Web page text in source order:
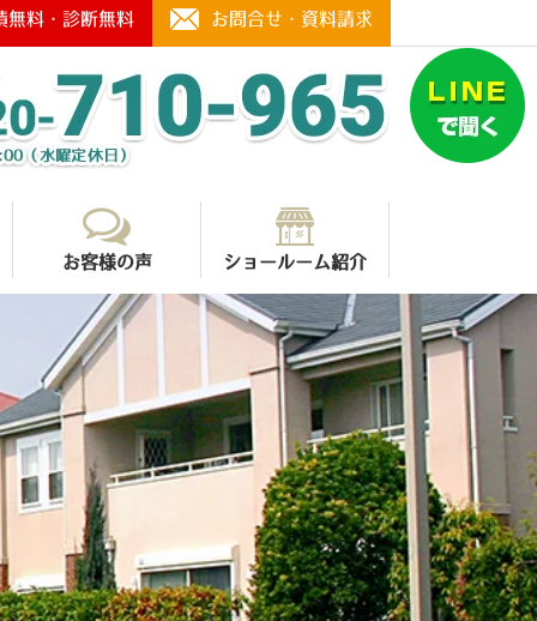
無料・診断無料 お問合せ・資料請求
お客様の声 ショールーム紹介